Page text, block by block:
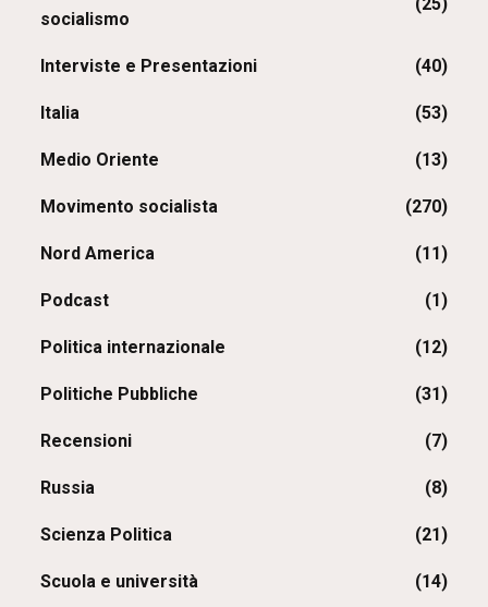
socialismo
(25)
Interviste e Presentazioni (40)
Italia (53)
Medio Oriente (13)
Movimento socialista (270)
Nord America (11)
Podcast (1)
Politica internazionale (12)
Politiche Pubbliche (31)
Recensioni (7)
Russia (8)
Scienza Politica (21)
Scuola e università (14)